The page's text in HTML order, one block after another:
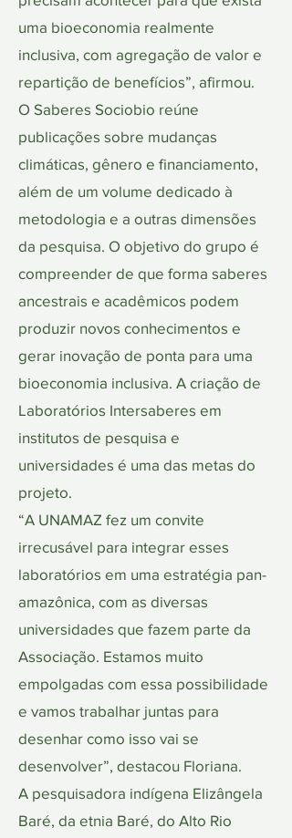
uma bioeconomia realmente
inclusiva, com agregação de valor e
repartição de benefícios”, afirmou.
O Saberes Sociobio reúne
publicações sobre mudanças
climáticas, gênero e financiamento,
além de um volume dedicado à
metodologia e a outras dimensões
da pesquisa. O objetivo do grupo é
compreender de que forma saberes
ancestrais e acadêmicos podem
produzir novos conhecimentos e
gerar inovação de ponta para uma
bioeconomia inclusiva. A criação de
Laboratórios Intersaberes em
institutos de pesquisa e
universidades é uma das metas do
projeto.
“A UNAMAZ fez um convite
irrecusável para integrar esses
laboratórios em uma estratégia pan-
amazônica, com as diversas
universidades que fazem parte da
Associação. Estamos muito
empolgadas com essa possibilidade
e vamos trabalhar juntas para
desenhar como isso vai se
desenvolver”, destacou Floriana.
A pesquisadora indígena Elizângela
Baré, da etnia Baré, do Alto Rio